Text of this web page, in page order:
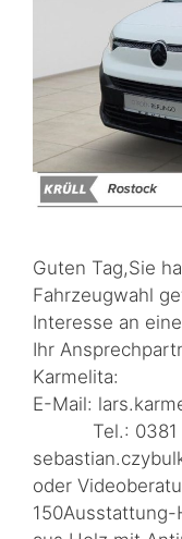
Guten Tag,Sie
Fahrzeugwahl
Interesse an
Ihr
Karmelita:
E-Mail:
Tel.: 0381
oder